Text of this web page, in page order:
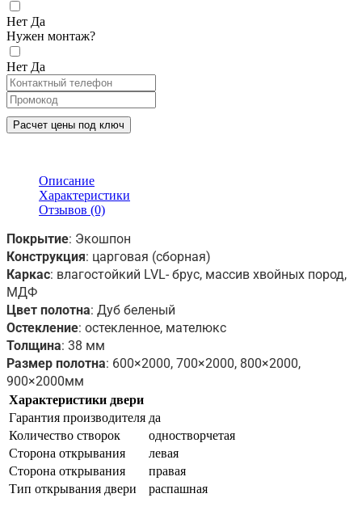
Нет Да
Нужен монтаж?
Нет Да
Расчет цены под ключ
Описание
Характеристики
Отзывов (0)
Покрытие: Экошпон
Конструкция: царговая (сборная)
Каркас: влагостойкий LVL- брус, массив хвойных пород,
МДФ
Цвет полотна: Дуб беленый
Остекление: остекленное, мателюкс
Толщина: 38 мм
Размер полотна: 600×2000, 700×2000, 800×2000,
900×2000мм
Характеристики двери
Гарантия производителя да
Количество створок
одностворчетая
Сторона открывания
левая
Сторона открывания
правая
Тип открывания двери
распашная